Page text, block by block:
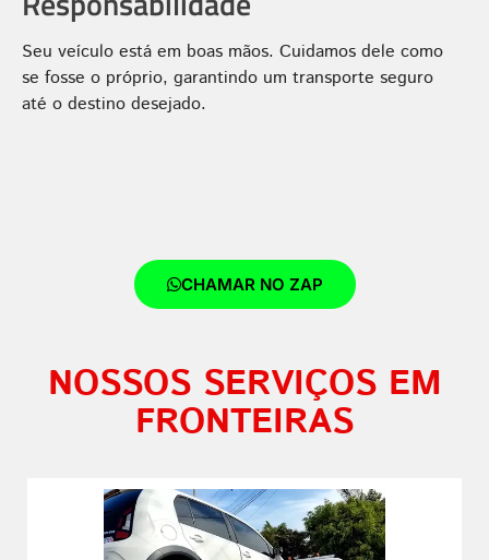
Seu veículo está em boas mãos. Cuidamos dele como
se fosse o próprio, garantindo um transporte seguro
até o destino desejado.
CHAMAR NO ZAP
NOSSOS SERVIÇOS EM
FRONTEIRAS